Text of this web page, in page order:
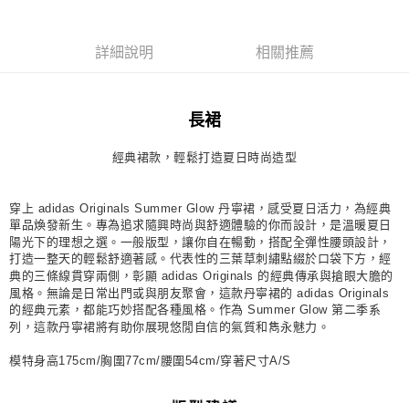
每筆NT$80，滿NT$1,500(含以上)免運費
每筆NT$80，滿NT$1,500(含以上)免運費
每筆NT$80，滿NT$1,500(含以上)免運費
詳細說明 相關推薦
長裙
經典裙款，輕鬆打造夏日時尚造型
穿上 adidas Originals Summer Glow 丹寧裙，感受夏日活力，為經典
單品煥發新生。專為追求隨興時尚與舒適體驗的你而設計，是溫暖夏日
陽光下的理想之選。一般版型，讓你自在暢動，搭配全彈性腰頭設計，
打造一整天的輕鬆舒適著感。代表性的三葉草刺繡點綴於口袋下方，經
典的三條線貫穿兩側，彰顯 adidas Originals 的經典傳承與搶眼大膽的
風格。無論是日常出門或與朋友聚會，這款丹寧裙的 adidas Originals
的經典元素，都能巧妙搭配各種風格。作為 Summer Glow 第二季系
列，這款丹寧裙將有助你展現悠閒自信的氣質和雋永魅力。
模特身高175cm/胸圍77cm/腰圍54cm/穿著尺寸A/S